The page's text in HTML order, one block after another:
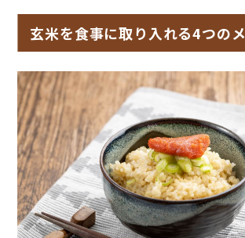
玄米を食事に取り入れる4つの